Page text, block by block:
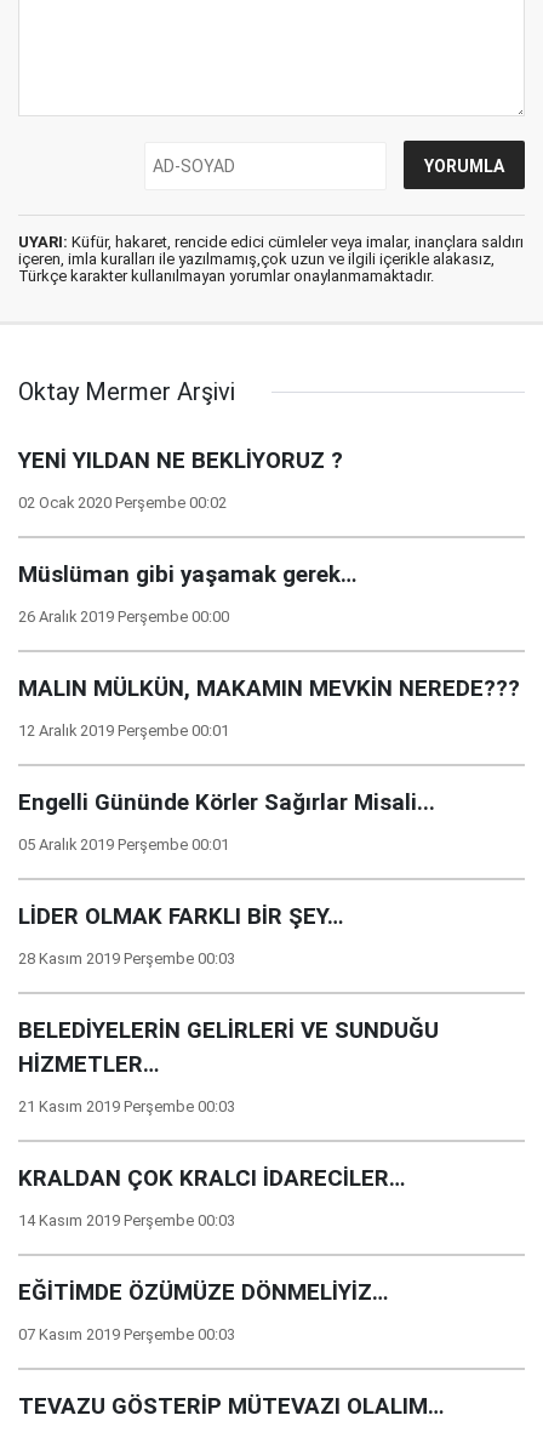
UYARI: Küfür, hakaret, rencide edici cümleler veya imalar, inançlara saldırı
içeren, imla kuralları ile yazılmamış,çok uzun ve ilgili içerikle alakasız,
Türkçe karakter kullanılmayan yorumlar onaylanmamaktadır.
Oktay Mermer Arşivi
YENİ YILDAN NE BEKLİYORUZ ?
02 Ocak 2020 Perşembe 00:02
Müslüman gibi yaşamak gerek…
26 Aralık 2019 Perşembe 00:00
MALIN MÜLKÜN, MAKAMIN MEVKİN NEREDE???
12 Aralık 2019 Perşembe 00:01
Engelli Gününde Körler Sağırlar Misali...
05 Aralık 2019 Perşembe 00:01
LİDER OLMAK FARKLI BİR ŞEY…
28 Kasım 2019 Perşembe 00:03
BELEDİYELERİN GELİRLERİ VE SUNDUĞU
HİZMETLER…
21 Kasım 2019 Perşembe 00:03
KRALDAN ÇOK KRALCI İDARECİLER…
14 Kasım 2019 Perşembe 00:03
EĞİTİMDE ÖZÜMÜZE DÖNMELİYİZ…
07 Kasım 2019 Perşembe 00:03
TEVAZU GÖSTERİP MÜTEVAZI OLALIM…